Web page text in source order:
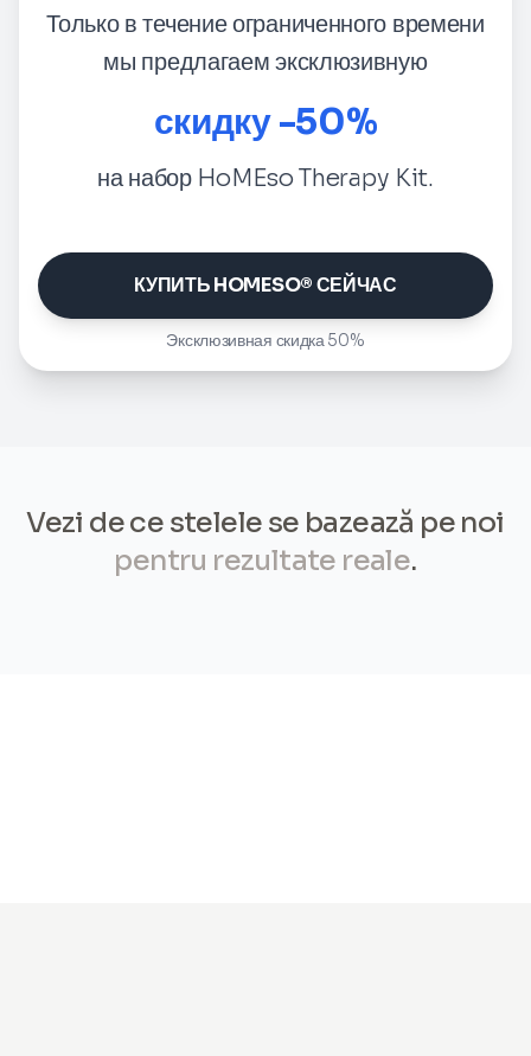
Только в течение ограниченного времени
мы предлагаем эксклюзивную
скидку -50%
на набор HoMEso Therapy Kit.
КУПИТЬ HOMESO® СЕЙЧАС
Эксклюзивная скидка 50%
Vezi de ce stelele se bazează pe noi
pentru rezultate reale.